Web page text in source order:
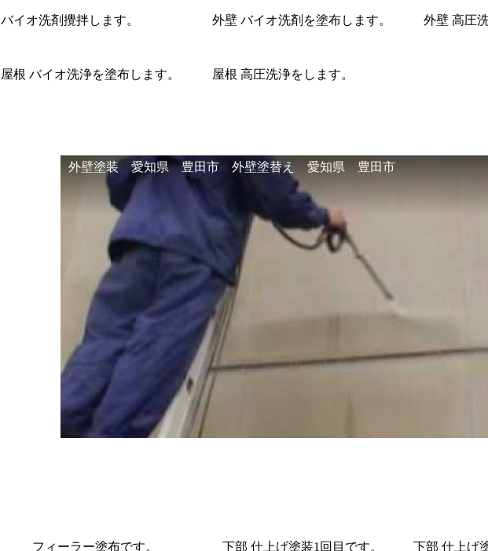
バイオ洗剤攪拌します。 外壁 バイオ洗剤を塗布します。 外壁 高圧
屋根 バイオ洗浄を塗布します。 屋根 高圧洗浄をします。
外壁塗装 愛知県 豊田市 外壁塗替え 愛知県 豊田市
フィーラー塗布です。 下部 仕上げ塗装1回目です。 下部 仕上げ